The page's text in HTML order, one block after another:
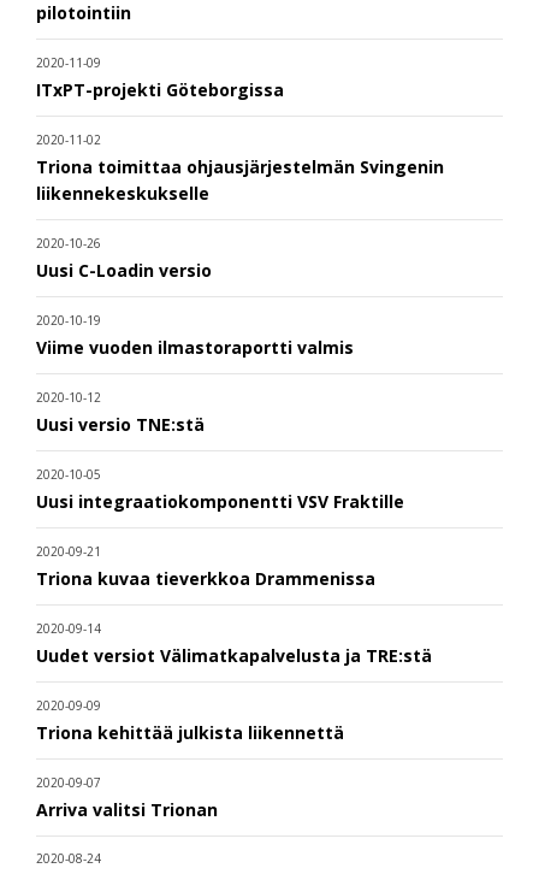
pilotointiin
2020-11-09
ITxPT-projekti Göteborgissa
2020-11-02
Triona toimittaa ohjausjärjestelmän Svingenin
liikennekeskukselle
2020-10-26
Uusi C-Loadin versio
2020-10-19
Viime vuoden ilmastoraportti valmis
2020-10-12
Uusi versio TNE:stä
2020-10-05
Uusi integraatiokomponentti VSV Fraktille
2020-09-21
Triona kuvaa tieverkkoa Drammenissa
2020-09-14
Uudet versiot Välimatkapalvelusta ja TRE:stä
2020-09-09
Triona kehittää julkista liikennettä
2020-09-07
Arriva valitsi Trionan
2020-08-24